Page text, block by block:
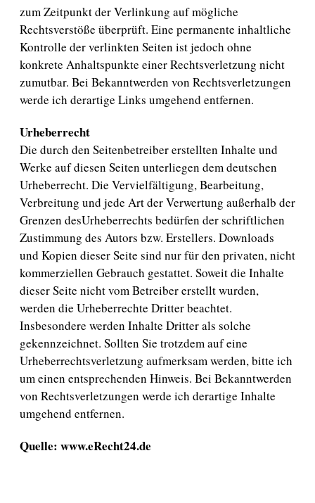
zum Zeitpunkt der Verlinkung auf mögliche
Rechtsverstöße überprüft. Eine permanente inhaltliche
Kontrolle der verlinkten Seiten ist jedoch ohne
konkrete Anhaltspunkte einer Rechtsverletzung nicht
zumutbar. Bei Bekanntwerden von Rechtsverletzungen
werde ich derartige Links umgehend entfernen.
Urheberrecht
Die durch den Seitenbetreiber erstellten Inhalte und
Werke auf diesen Seiten unterliegen dem deutschen
Urheberrecht. Die Vervielfältigung, Bearbeitung,
Verbreitung und jede Art der Verwertung außerhalb der
Grenzen desUrheberrechts bedürfen der schriftlichen
Zustimmung des Autors bzw. Erstellers. Downloads
und Kopien dieser Seite sind nur für den privaten, nicht
kommerziellen Gebrauch gestattet. Soweit die Inhalte
dieser Seite nicht vom Betreiber erstellt wurden,
werden die Urheberrechte Dritter beachtet.
Insbesondere werden Inhalte Dritter als solche
gekennzeichnet. Sollten Sie trotzdem auf eine
Urheberrechtsverletzung aufmerksam werden, bitte ich
um einen entsprechenden Hinweis. Bei Bekanntwerden
von Rechtsverletzungen werde ich derartige Inhalte
umgehend entfernen.
Quelle: www.eRecht24.de